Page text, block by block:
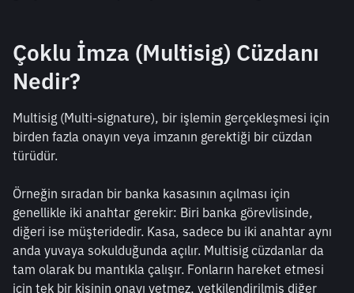
Çoklu İmza (Multisig) Cüzdanı
Nedir?
Multisig (Multi-signature), bir işlemin gerçekleşmesi için
birden fazla onayın veya imzanın gerektiği bir cüzdan
türüdür.
Örneğin sıradan bir banka kasasının açılması için
genellikle iki anahtar gerekir: Biri banka görevlisinde,
diğeri ise müşteridedir. Kasa, sadece bu iki anahtar aynı
anda yuvaya sokulduğunda açılır. Multisig cüzdanlar da
tam olarak bu mantıkla çalışır. Fonların hareket etmesi
için tek bir kişinin onayı yetmez, yetkilendirilmiş diğer